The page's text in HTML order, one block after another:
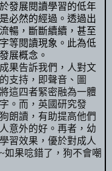
發展閱讀學習的低年
必然的經過。透過出
暢，斷斷續續，甚至
等閱讀現象。此為低
展概念。
果告訴我們，人對文
支持，即聲音、圖
這四者緊密融為一體
。而，英國研究發
朗讀，有助提高他們
意外的好。再者，幼
習效果，優於對成人
~如果唸錯了，狗不會嘲